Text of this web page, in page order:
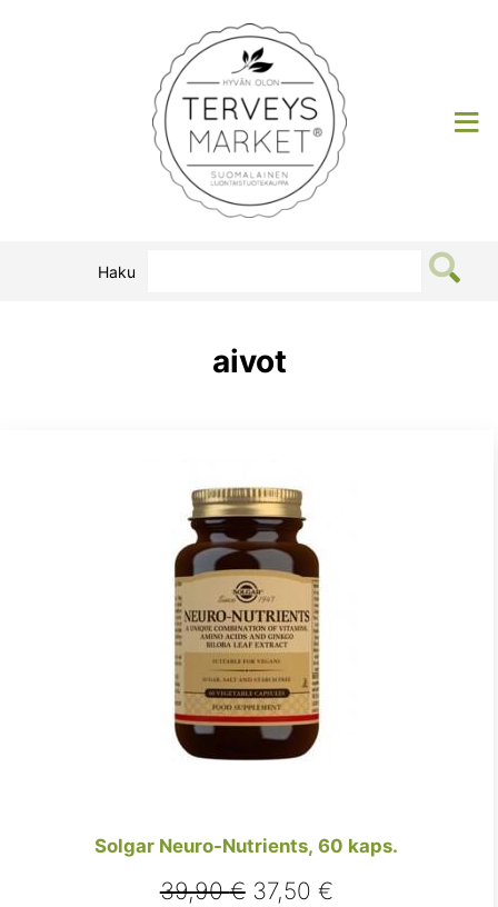
Terveysmarket
Haku
aivot
Solgar Neuro-Nutrients, 60 kaps.
39,90€ Alkuperäinen
37,50 €Nykyinen